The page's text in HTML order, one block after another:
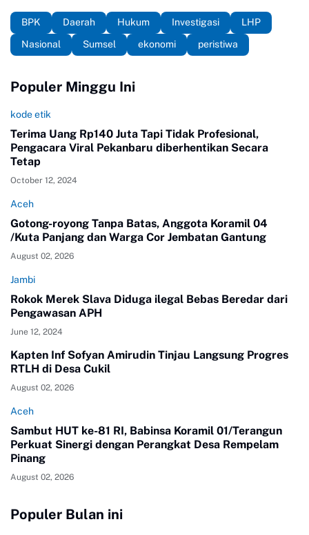
BPK Daerah Hukum Investigasi
LHP
Nasional
Sumsel ekonomi peristiwa
Populer Minggu Ini
kode etik
Terima Uang Rp140 Juta Tapi Tidak Profesional,
Pengacara Viral Pekanbaru diberhentikan Secara
Tetap
October 12, 2024
Aceh
Gotong-royong Tanpa Batas, Anggota Koramil 04
/Kuta Panjang dan Warga Cor Jembatan Gantung
August 02, 2026
Jambi
Rokok Merek Slava Diduga ilegal Bebas Beredar dari
Pengawasan APH
June 12, 2024
Kapten Inf Sofyan Amirudin Tinjau Langsung Progres
RTLH di Desa Cukil
August 02, 2026
Aceh
Sambut HUT ke-81 RI, Babinsa Koramil 01/Terangun
Perkuat Sinergi dengan Perangkat Desa Rempelam
Pinang
August 02, 2026
Populer Bulan ini